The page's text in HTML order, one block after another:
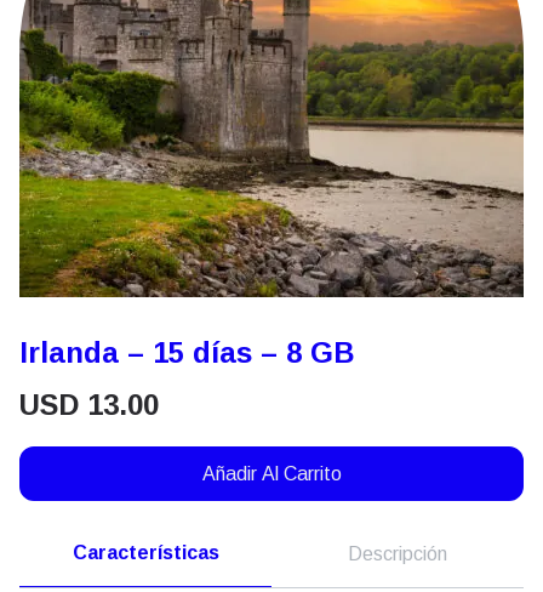
Irlanda – 15 días – 8 GB
USD 13.00
Añadir Al Carrito
Características Descripción